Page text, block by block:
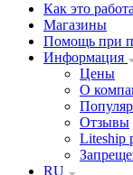
Как это
Магазины
Помощь при
Информация
Цены
О
Отзывы
Liteship
RU